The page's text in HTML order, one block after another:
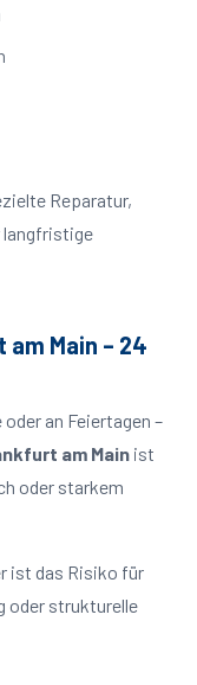
Reparatur,
langfristige
Main – 24
an Feiertagen –
am Mainist
oder starkem
ist das Risiko für
oder strukturelle